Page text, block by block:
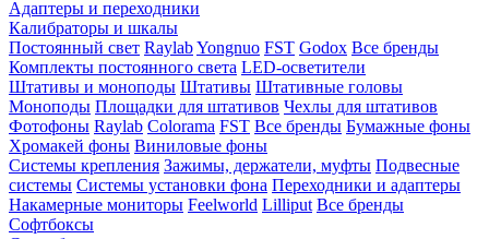
Адаптеры и переходники
Калибраторы и шкалы
Постоянный свет RaylabYongnuo FST Godox Все бренды
Комплекты постоянного света LED-осветители
Штативы и моноподы Штативы Штативные головы
Моноподы Площадки для штативов Чехлы для штативов
Фотофоны Raylab Colorama FST Все бренды Бумажные фоны
Хромакей фоны Виниловые фоны
Системы крепления Зажимы, держатели, муфты Подвесные
системы Системы установки фона Переходники и адаптеры
Накамерные мониторы Feelworld Lilliput Все бренды
Софтбоксы